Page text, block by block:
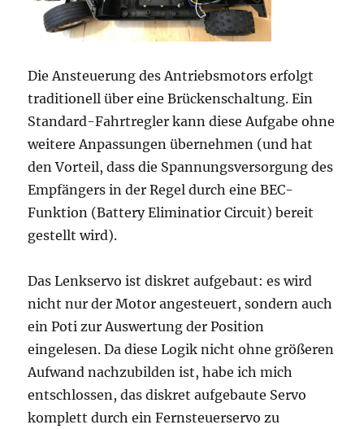
Die Ansteuerung des Antriebsmotors erfolgt
traditionell über eine Brückenschaltung. Ein
Standard-Fahrtregler kann diese Aufgabe ohne
weitere Anpassungen übernehmen (und hat
den Vorteil, dass die Spannungsversorgung des
Empfängers in der Regel durch eine BEC-
Funktion (Battery Eliminatior Circuit) bereit
gestellt wird).
Das Lenkservo ist diskret aufgebaut: es wird
nicht nur der Motor angesteuert, sondern auch
ein Poti zur Auswertung der Position
eingelesen. Da diese Logik nicht ohne größeren
Aufwand nachzubilden ist, habe ich mich
entschlossen, das diskret aufgebaute Servo
komplett durch ein Fernsteuerservo zu